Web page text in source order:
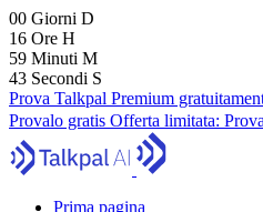
00 Giorni D
16 Ore H
59 Minuti M
42 Secondi S
Prova Talkpal Premium
Provalo gratis Offerta limitata:
Prima pagina